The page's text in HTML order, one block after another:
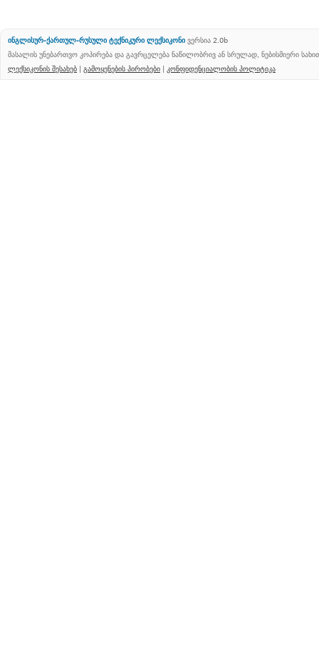
ინგლისურ-ქართულ-რუსული ტექნიკური ლექსიკონი ვერსია 2.0b
მასალის უნებართვო კოპირება და გავრცელება ნაწილობრივ ან სრულად, ნებისმიერი
ლექსიკონის შესახებ | გამოყენების პირობები | კონფიდენციალობის პოლიტიკა